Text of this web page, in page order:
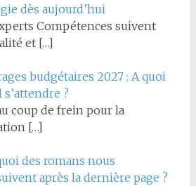
dès aujourd’hui
Compétences suivent
et […]
budgétaires 2027 : A quoi
?
coup de frein pour la
[…]
des romans nous
après la dernière page ?